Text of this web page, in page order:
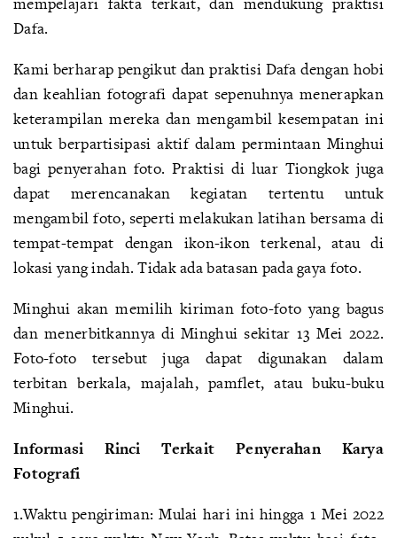
Dafa.
Kami berharap pengikut dan praktisi Dafa dengan hobi
dan keahlian fotografi dapat sepenuhnya menerapkan
keterampilan mereka dan mengambil kesempatan ini
untuk berpartisipasi aktif dalam permintaan Minghui
bagi penyerahan foto. Praktisi di luar Tiongkok juga
dapat merencanakan kegiatan tertentu untuk
mengambil foto, seperti melakukan latihan bersama di
tempat-tempat dengan ikon-ikon terkenal, atau di
lokasi yang indah. Tidak ada batasan pada gaya foto.
Minghui akan memilih kiriman foto-foto yang bagus
dan menerbitkannya di Minghui sekitar 13 Mei 2022.
Foto-foto tersebut juga dapat digunakan dalam
terbitan berkala, majalah, pamflet, atau buku-buku
Minghui.
Informasi Rinci Terkait Penyerahan Karya
Fotografi
1.Waktu pengiriman: Mulai hari ini hingga 1 Mei 2022